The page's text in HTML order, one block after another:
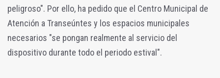
peligroso". Por ello, ha pedido que el Centro Municipal de
Atención a Transeúntes y los espacios municipales
necesarios "se pongan realmente al servicio del
dispositivo durante todo el periodo estival".